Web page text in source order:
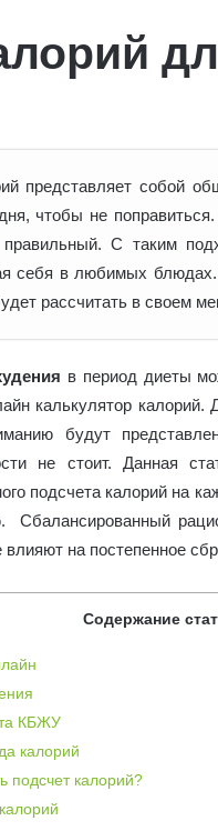
представляет собой
чтобы не
С таким
себя в любимых
рассчитать в своем
в период диеты
калькулятор калорий.
будут
не стоит. Данная
подсчета калорий на
Сбалансированный
на постепенное
Содержание
КБЖУ
калорий
подсчет калорий?